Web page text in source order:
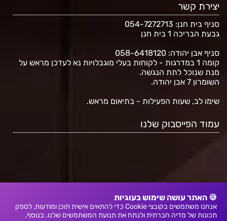
🍪 האתר עושה שימוש בעוגיות
אנחנו משתמשים בקובצי Cookie כדי להתאים אישית תוכן ומודעות, לספק
תכונות של מדיה חברתית ולנתח את תנועת המשתמשים שלנו. בנוסף,
יצירת קשר
סניף בית חנן: 054-7272713
גבעת הבריכה 1 בית חנן
סניף אבן יהודה: 058-6418120
קומה 1 במדרגות - לקוחות בעלי מוגבלויות נא לעדכן מראש על
מנת שנוכל לתת הנגשה.
השומרון 7 אבן יהודה.
שימו לב, שעות הפעילות - בתיאום מראש.
עמוד הפייסבוק שלנו